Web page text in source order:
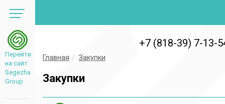
Перейти
на сайт
Segezha
Group
+7 (818-39) 7-13-
Главная Закупки
Закупки